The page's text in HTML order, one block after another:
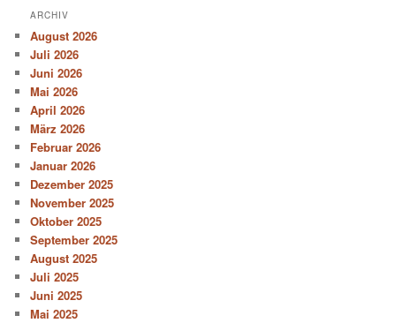
ARCHIV
August 2026
Juli 2026
Juni 2026
Mai 2026
April 2026
März 2026
Februar 2026
Januar 2026
Dezember 2025
November 2025
Oktober 2025
September 2025
August 2025
Juli 2025
Juni 2025
Mai 2025